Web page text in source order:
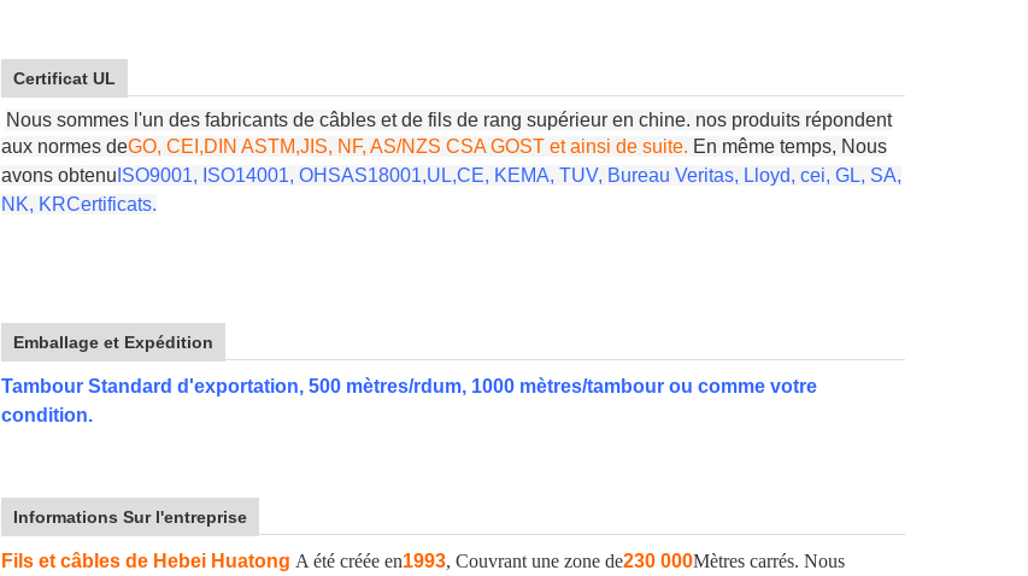
Certificat UL
Nous sommes l'un des fabricants de câbles et de fils de rang supérieur en chine. nos produits répondent
aux normes deGO, CEI,DIN ASTM,JIS, NF, AS/NZS CSA GOST et ainsi de suite. En même temps, Nous
avons obtenu ISO9001, ISO14001, OHSAS18001,UL,CE, KEMA, TUV, Bureau Veritas, Lloyd, cei, GL, SA,
NK, KRCertificats.
Emballage et Expédition
Tambour Standard d'exportation, 500 mètres/rdum, 1000 mètres/tambour ou comme votre
condition.
Informations Sur l'entreprise
Fils et câbles de Hebei Huatong A été créée en1993, Couvrant une zone de230 000Mètres carrés. Nous